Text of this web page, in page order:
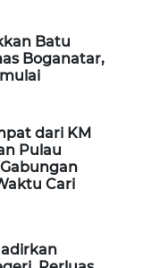
Batu
Boganatar,
dari KM
Pulau
Cari